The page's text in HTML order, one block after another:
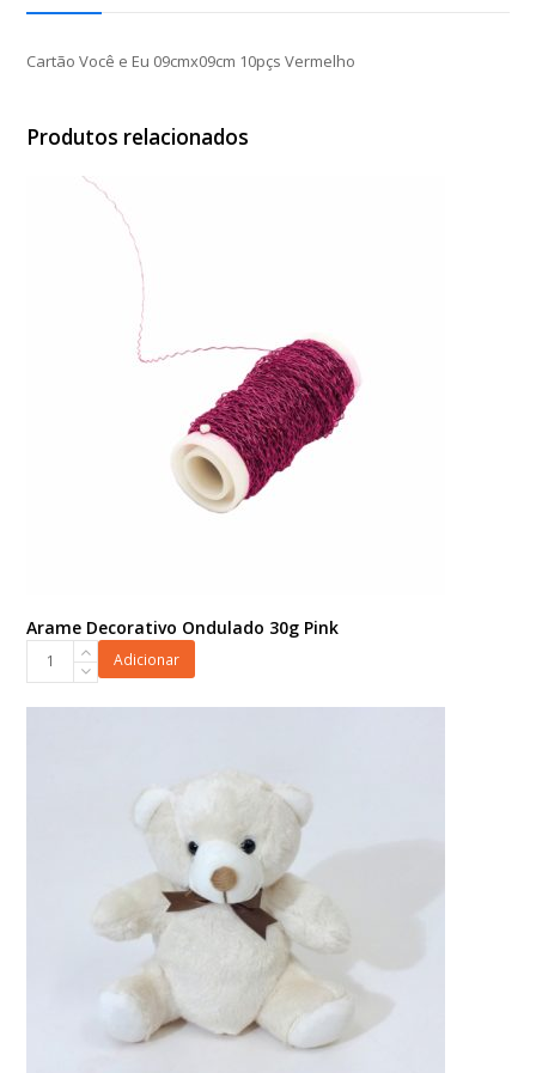
Cartão Você e Eu 09cmx09cm 10pçs Vermelho
Produtos relacionados
Arame Decorativo Ondulado 30g Pink
Arame
Decorativo
Adicionar